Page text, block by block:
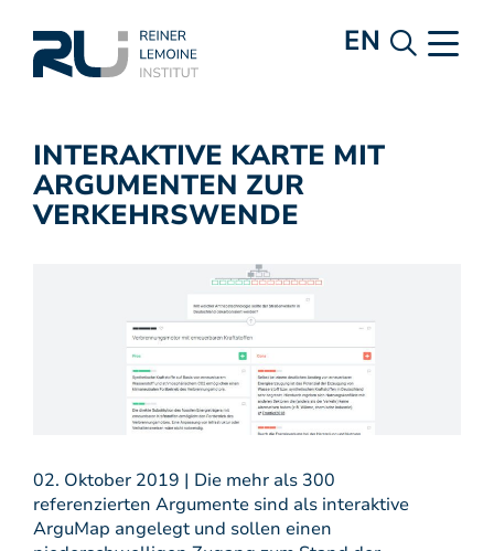
EN
INTERAKTIVE KARTE MIT
ARGUMENTEN ZUR
VERKEHRSWENDE
02. Oktober 2019 | Die mehr als 300
referenzierten Argumente sind als interaktive
ArguMap angelegt und sollen einen